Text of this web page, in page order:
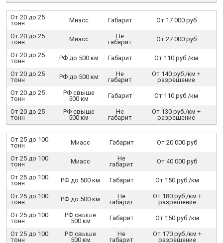
От 20 до 25
тонн
Миасс Габарит От 17 000 руб
От 20 до 25
тонн
Миасс
Не
габарит
От 27 000 руб
От 20 до 25
тонн
РФ до 500 км Габарит От 110 руб./км
От 20 до 25
тонн
РФ до 500 км
Не
габарит
От 140 руб./км +
разрешение
От 20 до 25
тонн
РФ свыше
500 км
Габарит От 110 руб./км
От 20 до 25
тонн
РФ свыше
500 км
Не
габарит
От 130 руб./км +
разрешение
От 25 до 100
тонн
Миасс Габарит От 20 000 руб
От 25 до 100
тонн
Миасс
Не
габарит
От 40 000 руб
От 25 до 100
тонн
РФ до 500 км Габарит От 150 руб./км
От 25 до 100
тонн
РФ до 500 км
Не
габарит
От 180 руб./км +
разрешение
От 25 до 100
тонн
РФ свыше
500 км
Габарит От 150 руб./км
От 25 до 100
тонн
РФ свыше
500 км
Не
габарит
От 170 руб./км +
разрешение